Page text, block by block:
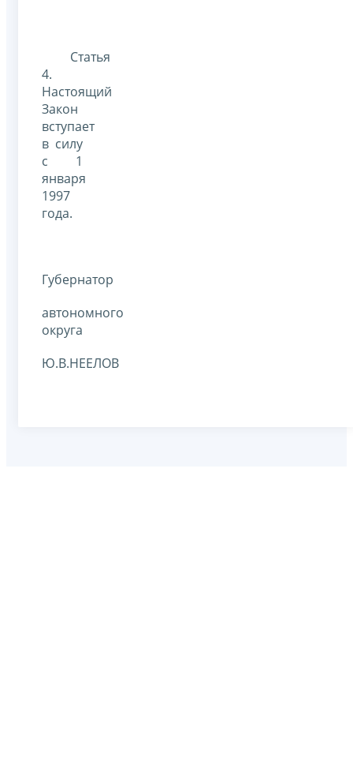
Статья
4.
Настоящий
Закон
вступает
в силу
с 1
января
1997
года.
Губернатор
автономного
округа
Ю.В.НЕЕЛОВ